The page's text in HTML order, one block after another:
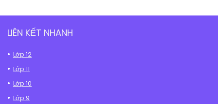
LIÊN KẾT NHANH
Lớp 12
Lớp 11
Lớp 10
Lớp 9